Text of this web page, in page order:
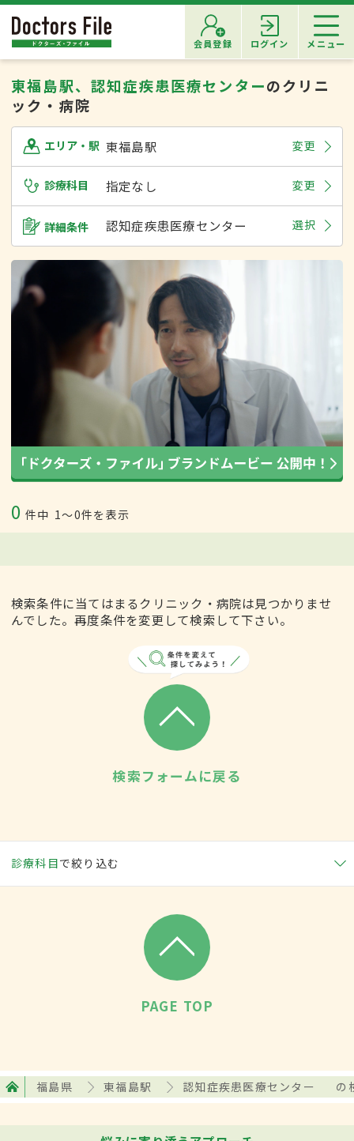
会員登録 ログイン メニュー
東福島駅、認知症疾患医療センターのクリニ
ック・病院
エリア・駅 東福島駅 変更
診療科目 指定なし 変更
詳細条件 認知症疾患医療センター 選択
0 件中 1〜0件を表示
検索条件に当てはまるクリニック・病院は見つかりませ
んでした。再度条件を変更して検索して下さい。
検索フォームに戻る
診療科目で絞り込む
PAGE TOP
福島県 東福島駅 認知症疾患医療センター の